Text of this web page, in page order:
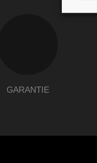
GARANTIE